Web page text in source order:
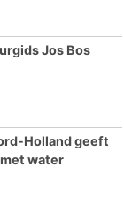
Jos Bos
Holland geeft
water